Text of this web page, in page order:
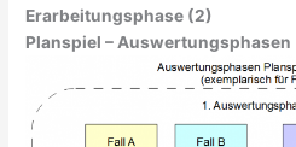
Erarbeitungsphase (2)
Planspiel –